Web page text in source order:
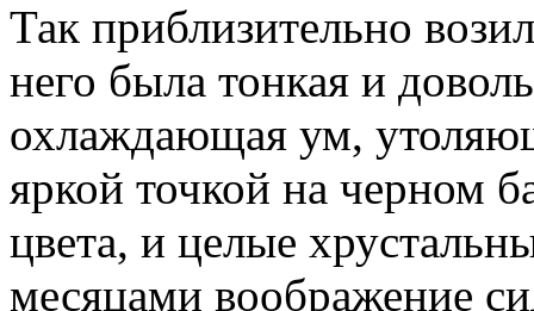
Так приблизительно
него была тонкая и
охлаждающая ум,
яркой точкой на черном
цвета, и целые
месяцами воображение